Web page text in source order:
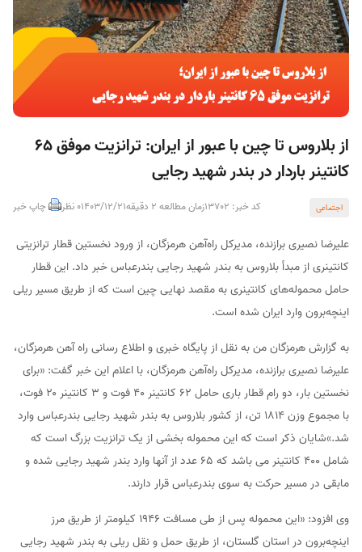
از بلاروس تا چین با عبور از ایران: ترانزیت موفق ۶۵
کانتینر باردار در بندر شهید رجایی
اجتماعی کد خبر: 13702 زمان مطالعه 2 دقیقه 1403/12/210 نظر چاپ خبر
علیرضا نصیری برازنده، مدیرکل راه‌آهن هرمزگان، از ورود نخستین قطار ترانزیتی
کانتینری از مبدأ بلاروس به بندر شهید رجایی بندرعباس خبر داد. این قطار
حامل محموله‌های کانتینری به مقصد نهایی چین است که از طریق مسیر ریلی
اینچه‌برون وارد ایران شده است.
به گزارش هرمزگان من به نقل از پایگاه خبری و اطلاع رسانی راه آهن هرمزگان،
علیرضا نصیری برازنده، مدیرکل راه‌آهن هرمزگان، با اعلام این خبر گفت: «برای
نخستین بار، دو رام قطار باری حامل ۶۲ کانتینر ۴۰ فوت و ۳ کانتینر ۲۰ فوت،
با مجموع وزن ۱۸۱۴ تن، از کشور بلاروس به بندر شهید رجایی بندرعباس وارد
شد.»شایان ذکر است که این محموله بخشی از یک ترانزیت بزرگ است که
شامل ۴۰۰ کانتینر می باشد که ۶۵ عدد از آنها وارد بندر شهید رجایی شده و
مابقی در مسیر حرکت به سوی بندرعباس قرار دارند.
وی افزود: «این محموله پس از طی مسافت ۱۹۴۶ کیلومتر از طریق مرز
اینچه‌برون در استان گلستان، از طریق حمل و نقل ریلی به بندر شهید رجایی